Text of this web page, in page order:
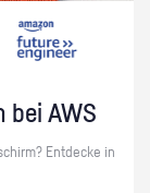
bei AWS
Ent­de­cke in